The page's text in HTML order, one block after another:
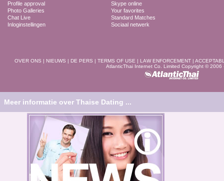
Profile approval
Photo Galleries
Chat Live
Inloginstellingen
Skype online
Your favorites
Standard Matches
Sociaal netwerk
OVER ONS | NIEUWS | DE PERS | TERMS OF USE | LAW ENFORCEMENT |
AtlanticThai Internet Co. Limited Copyright © 2006
Meer informatie over Thaise Dating ...